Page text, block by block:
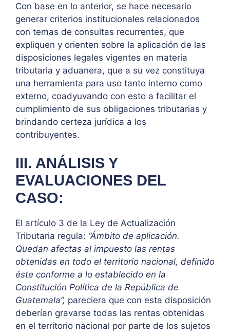
Con base en lo anterior, se hace necesario
generar criterios institucionales relacionados
con temas de consultas recurrentes, que
expliquen y orienten sobre la aplicación de las
disposiciones legales vigentes en materia
tributaria y aduanera, que a su vez constituya
una herramienta para uso tanto interno como
externo, coadyuvando con esto a facilitar el
cumplimiento de sus obligaciones tributarias y
brindando certeza jurídica a los
contribuyentes.
III. ANÁLISIS Y
EVALUACIONES DEL
CASO:
El artículo 3 de la Ley de Actualización
Tributaria regula: “Ámbito de aplicación.
Quedan afectas al impuesto las rentas
obtenidas en todo el territorio nacional, definido
éste conforme a lo establecido en la
Constitución Política de la República de
Guatemala”, pareciera que con esta disposición
deberían gravarse todas las rentas obtenidas
en el territorio nacional por parte de los sujetos